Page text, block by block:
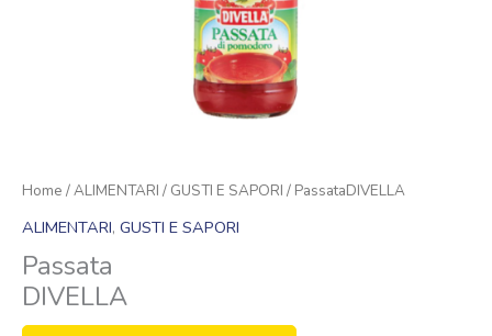
Home /ALIMENTARI / GUSTI E SAPORI / PassataDIVELLA
ALIMENTARI, GUSTI E SAPORI
Passata
DIVELLA